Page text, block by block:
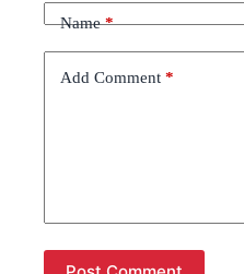
Name*
Add Comment *